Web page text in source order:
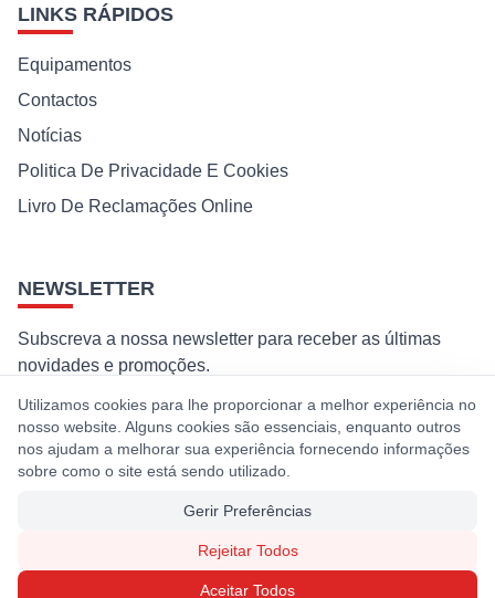
LINKS RÁPIDOS
Equipamentos
Contactos
Notícias
Politica De Privacidade E Cookies
Livro De Reclamações Online
NEWSLETTER
Subscreva a nossa newsletter para receber as últimas
novidades e promoções.
Subscrever
Ao subscrever, concorda com a nossa política de privacidade e
© 2026 Premaq. Todos os direitos reservados. Desenvolvido por
Utilizamos cookies para lhe proporcionar a melhor experiência no
nosso website. Alguns cookies são essenciais, enquanto outros
nos ajudam a melhorar sua experiência fornecendo informações
sobre como o site está sendo utilizado.
Gerir Preferências
Rejeitar Todos
Aceitar Todos